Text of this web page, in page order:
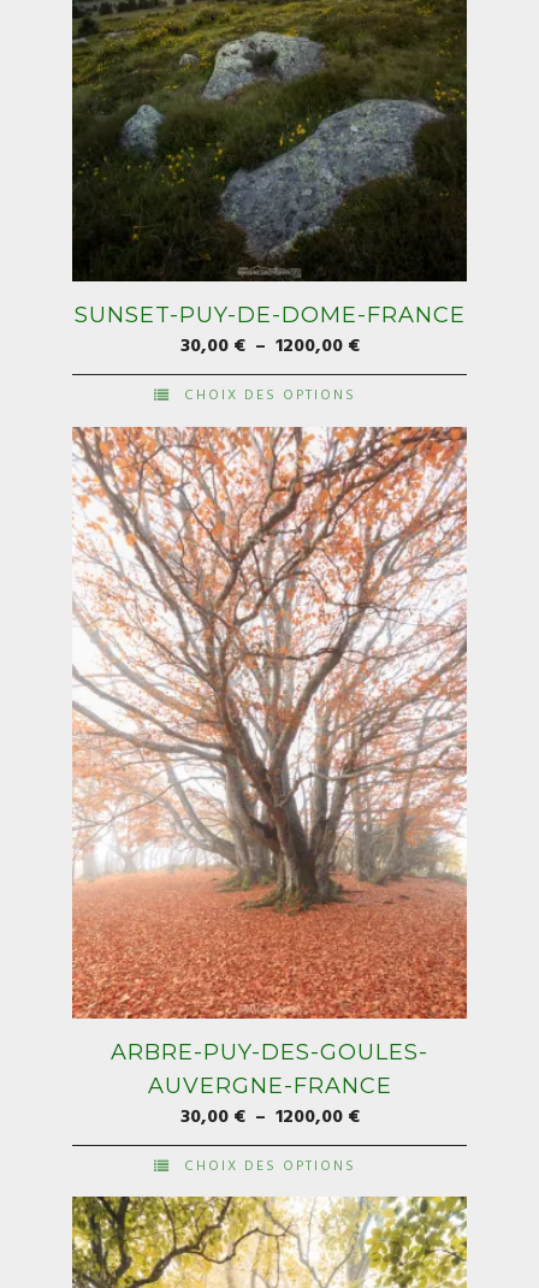
SUNSET-PUY-DE-DOME-FRANCE
30,00€ – 1200,00€Plage
de
30,00 €
à
1200,00 €
CHOIX DES OPTIONS
produit
a
plusieurs
variations.
Les
options
peuvent
être
choisies
sur
la
page
du
produit
ARBRE-PUY-DES-GOULES-
AUVERGNE-FRANCE
30,00€ – 1200,00€Plage
de
30,00 €
à
1200,00 €
CHOIX DES OPTIONS
produit
a
plusieurs